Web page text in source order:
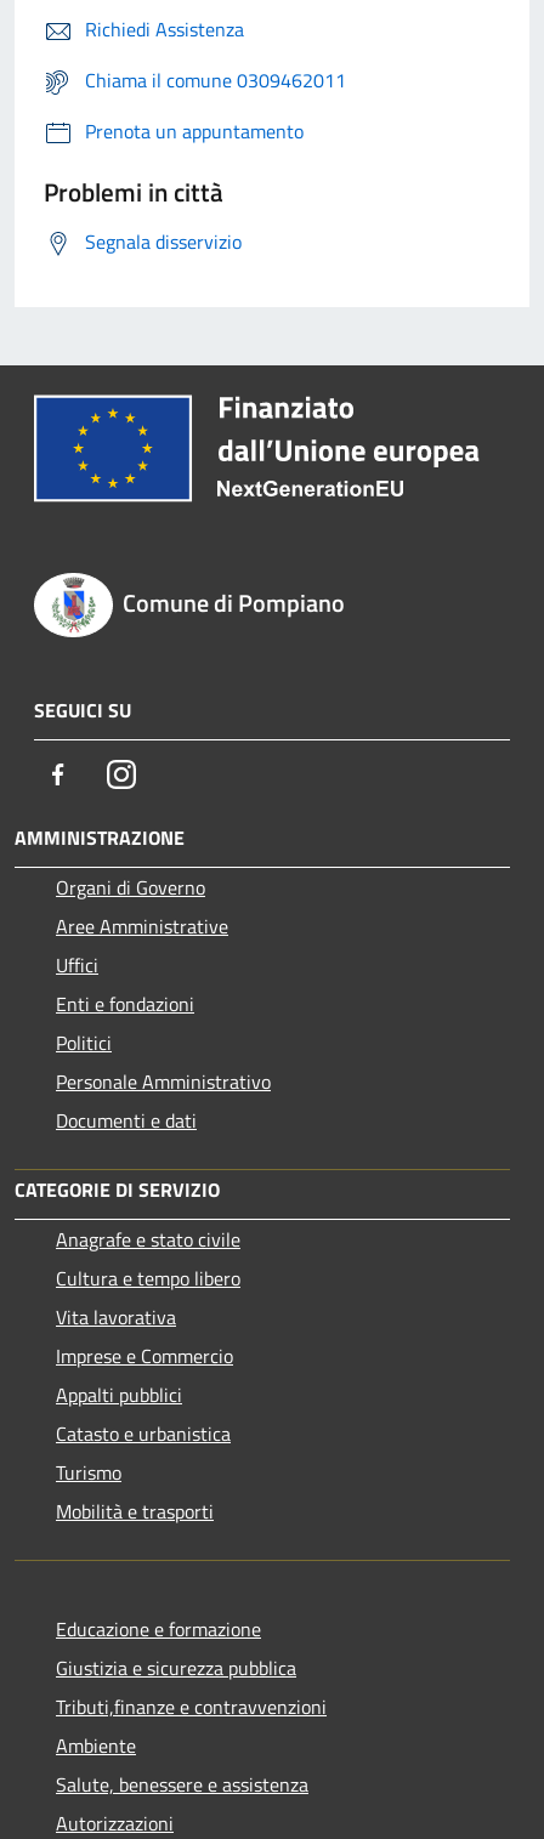
Richiedi Assistenza
Chiama il comune 0309462011
Prenota un appuntamento
Problemi in città
Segnala disservizio
Comune di Pompiano
SEGUICI SU
FacebookInstagram
AMMINISTRAZIONE
Organi di Governo
Aree Amministrative
Uffici
Enti e fondazioni
Politici
Personale Amministrativo
Documenti e dati
CATEGORIE DI SERVIZIO
Anagrafe e stato civile
Cultura e tempo libero
Vita lavorativa
Imprese e Commercio
Appalti pubblici
Catasto e urbanistica
Turismo
Mobilità e trasporti
Educazione e formazione
Giustizia e sicurezza pubblica
Tributi,finanze e contravvenzioni
Ambiente
Salute, benessere e assistenza
Autorizzazioni